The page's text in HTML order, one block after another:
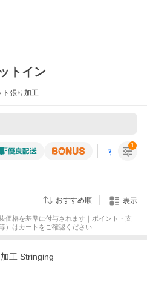
トイン
ト張り加工
すべての条
1
おすすめ順 表示
価格を基準に付与されます｜ポイント・支
）はカートをご確認ください
工 Stringing